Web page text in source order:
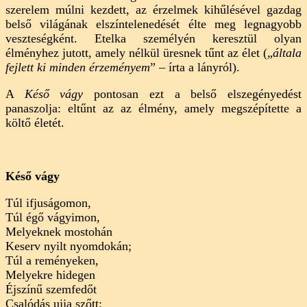
szerelem múlni kezdett, az érzelmek kihűlésével gazdag
belső világának elszíntelenedését élte meg legnagyobb
veszteségként. Etelka személyén keresztül olyan
élményhez jutott, amely nélkül üresnek tűnt az élet („általa
fejlett ki minden érzeményem” – írta a lányról).
A Késő vágy pontosan ezt a belső elszegényedést
panaszolja: eltűnt az az élmény, amely megszépítette a
költő életét.
Késő vágy
Túl ifjuságomon,
Túl égő vágyimon,
Melyeknek mostohán
Keserv nyilt nyomdokán;
Túl a reményeken,
Melyekre hidegen
Éjszínű szemfedőt
Csalódás ujja szőtt;